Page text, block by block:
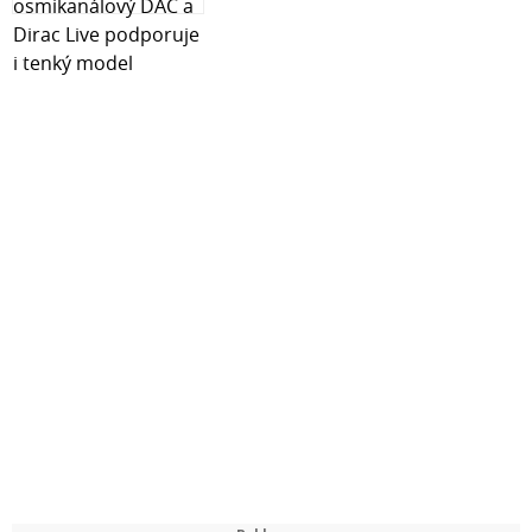
HP Color LaserJet CM2320wb mfp
HP Color LaserJet CM2320wbb mfp
HP Color LaserJet CM2320wi mfp